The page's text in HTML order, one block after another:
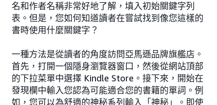
名和作者名稱非常好地了解，填入初始關鍵字列
表。但是，您如何知道讀者在嘗試找到像您這樣的
書時使用什麼關鍵字？
一種方法是從讀者的角度訪問亞馬遜品牌旗艦店。
首先，打開一個隱身瀏覽器窗口，然後從網站頂部
的下拉菜單中選擇 Kindle Store。接下來，開始在
發現欄中輸入您認為可能適合您的書籍的單詞。例
如，您可以為舒適的神秘系列輸入「神秘」。即使